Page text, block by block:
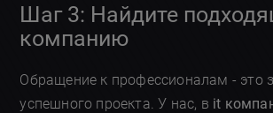
Шаг 3: Найдите
компанию
Обращение к профессионалам - это
успешного проекта. У нас, в it